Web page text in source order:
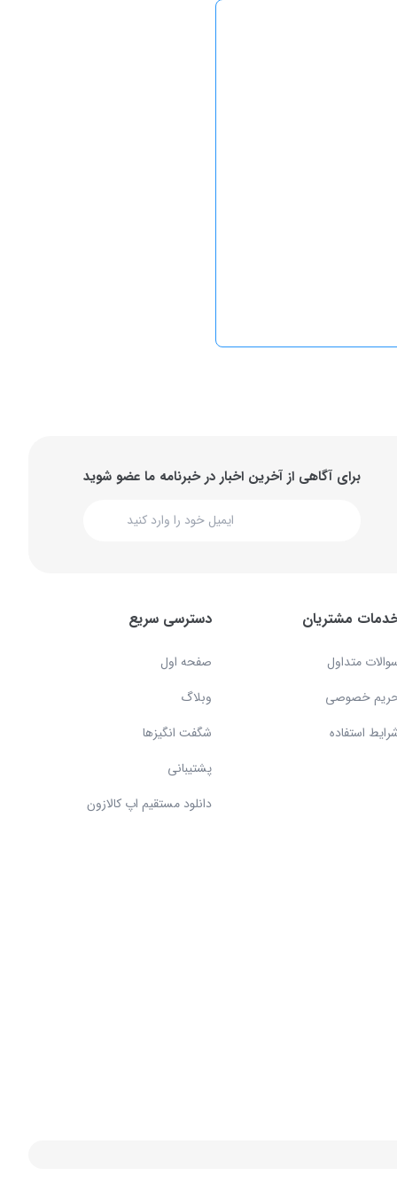
برای آگاهی از آخرین اخبار در خبرنامه ما عضو شوید
مشتریان
متداول
خصوصی
استفاده
دسترسی سریع
صفحه اول
وبلاگ
شگفت انگیزها
پشتیبانی
دانلود مستقیم اپ کالازون